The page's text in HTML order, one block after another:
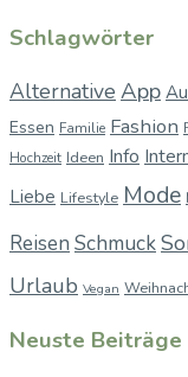
Schlagwörter
Alternative App
Essen Familie Fashion
Hochzeit Ideen Info
Liebe Lifestyle Mode
Reisen Schmuck
Urlaub Vegan
Neuste Beiträge